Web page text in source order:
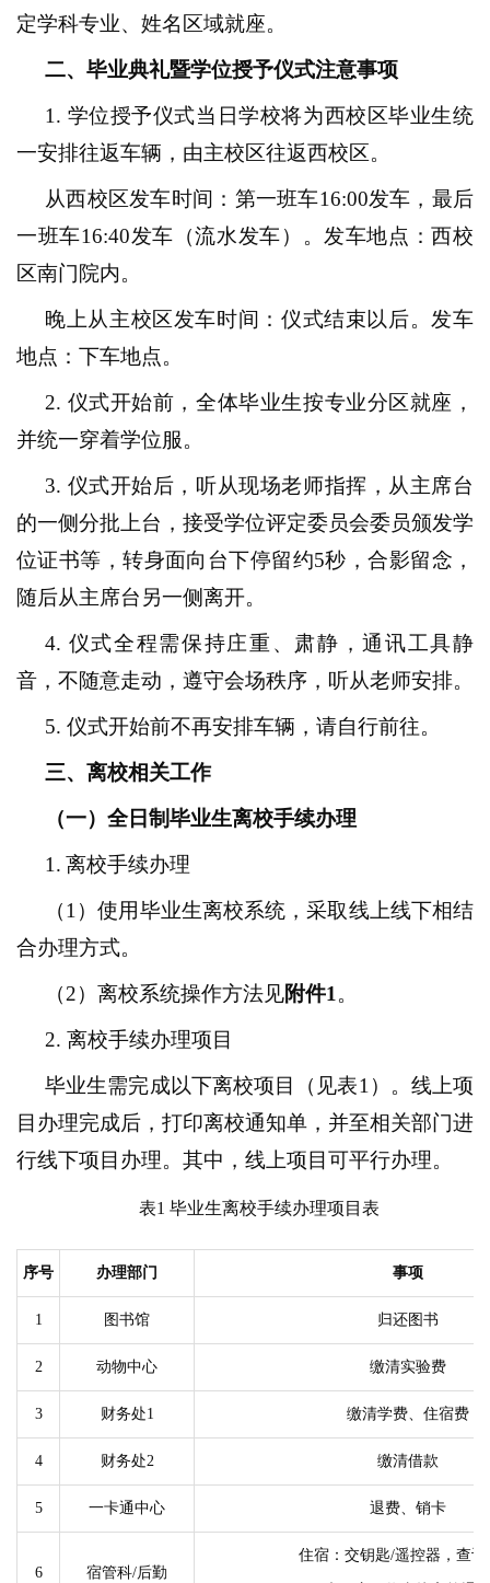
定学科专业、姓名区域就座。
二、 毕业典礼暨学位授予仪式注意事项
1. 学位授予仪式当日学校将为西校区毕业生统
一安排往返车辆，由主校区往返西校区。
从西校区发车时间：第一班车16:00发车，最后
一班车16:40发车（流水发车）。发车地点：西校
区南门院内。
晚上从主校区发车时间：仪式结束以后。发车
地点：下车地点。
2. 仪式开始前，全体毕业生按专业分区就座，
并统一穿着学位服。
3. 仪式开始后，听从现场老师指挥，从主席台
的一侧分批上台，接受学位评定委员会委员颁发学
位证书等，转身面向台下停留约5秒，合影留念，
随后从主席台另一侧离开。
4. 仪式全程需保持庄重、肃静，通讯工具静
音，不随意走动，遵守会场秩序，听从老师安排。
5. 仪式开始前不再安排车辆，请自行前往。
三、离校相关工作
（一）全日制毕业生离校手续办理
1. 离校手续办理
（1）使用毕业生离校系统，采取线上线下相结
合办理方式。
（2） 离校系统操作方法见附件1。
2. 离校手续办理项目
毕业生需完成以下离校项目（见表1）。线上项
目办理完成后，打印离校通知单，并至相关部门进
行线下项目办理。其中，线上项目可平行办理。
表1 毕业生离校手续办理项目表
序号 办理部门 事项
1 图书馆 归还图书
2 动物中心 缴清实验费
3 财务处1 缴清学费、住宿费
4 财务处2 缴清借款
5 一卡通中心 退费、销卡
6 宿管科/后勤
住宿：交钥匙/遥控器，查设